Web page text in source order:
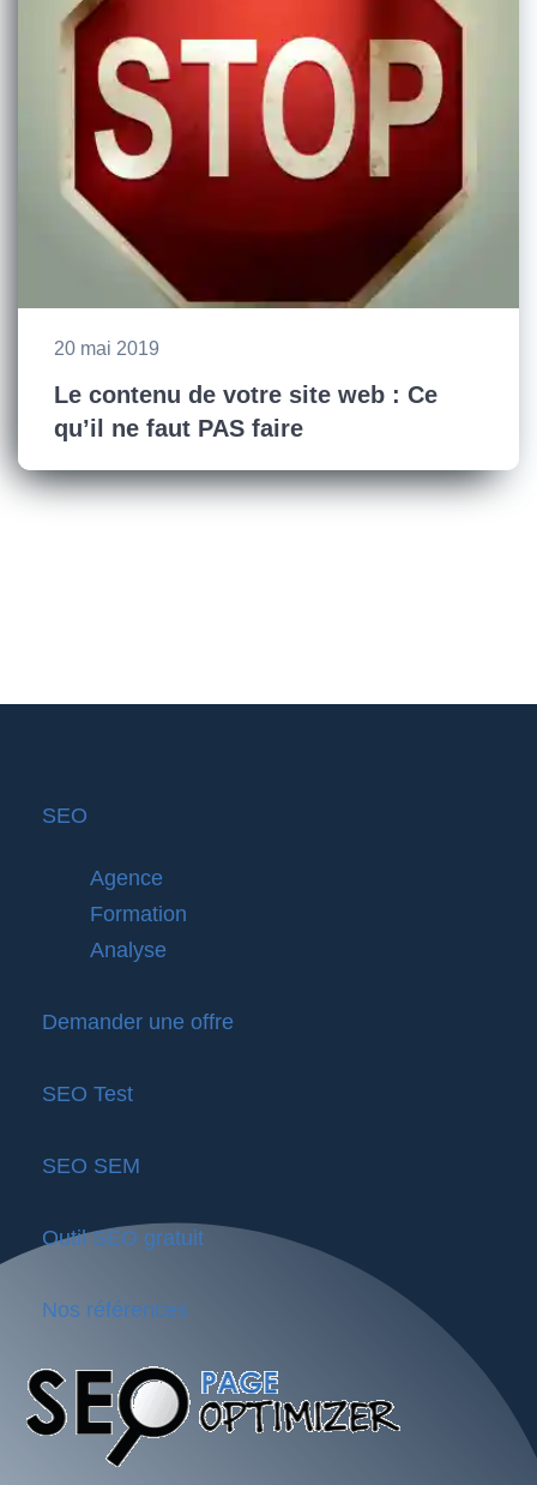
20 mai 2019
Le contenu de votre site web : Ce
qu’il ne faut PAS faire
SEO
Agence
Formation
Analyse
Demander une offre
SEO Test
SEO SEM
Outil SEO gratuit
Nos références